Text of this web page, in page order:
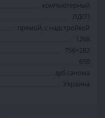
компьютерный
ЛДСП
прямой, с надстройкой
1268
756+282
650
дуб санома
Украина